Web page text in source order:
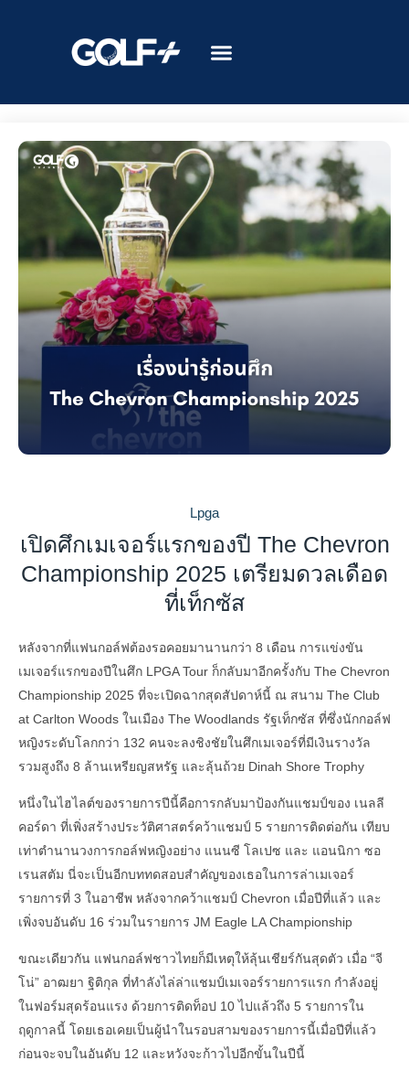
Lpga
เปิดศึกเมเจอร์แรกของปี The Chevron
Championship 2025 เตรียมดวลเดือด
ที่เท็กซัส
หลังจากที่แฟนกอล์ฟต้องรอคอยมานานกว่า 8 เดือน การแข่งขัน
เมเจอร์แรกของปีในศึก LPGA Tour ก็กลับมาอีกครั้งกับ The Chevron
Championship 2025 ที่จะเปิดฉากสุดสัปดาห์นี้ ณ สนาม The Club
at Carlton Woods ในเมือง The Woodlands รัฐเท็กซัส ที่ซึ่งนักกอล์ฟ
หญิงระดับโลกกว่า 132 คนจะลงชิงชัยในศึกเมเจอร์ที่มีเงินรางวัล
รวมสูงถึง 8 ล้านเหรียญสหรัฐ และลุ้นถ้วย Dinah Shore Trophy
หนึ่งในไฮไลต์ของรายการปีนี้คือการกลับมาป้องกันแชมป์ของ เนลลี
คอร์ดา ที่เพิ่งสร้างประวัติศาสตร์คว้าแชมป์ 5 รายการติดต่อกัน เทียบ
เท่าตำนานวงการกอล์ฟหญิงอย่าง แนนซี โลเปซ และ แอนนิกา ซอ
เรนสตัม นี่จะเป็นอีกบททดสอบสำคัญของเธอในการล่าเมเจอร์
รายการที่ 3 ในอาชีพ หลังจากคว้าแชมป์ Chevron เมื่อปีที่แล้ว และ
เพิ่งจบอันดับ 16 ร่วมในรายการ JM Eagle LA Championship
ขณะเดียวกัน แฟนกอล์ฟชาวไทยก็มีเหตุให้ลุ้นเชียร์กันสุดตัว เมื่อ “จี
โน่” อาฒยา ฐิติกุล ที่ทำลังไล่ล่าแชมป์เมเจอร์รายการแรก กำลังอยู่
ในฟอร์มสุดร้อนแรง ด้วยการติดท็อป 10 ไปแล้วถึง 5 รายการใน
ฤดูกาลนี้ โดยเธอเคยเป็นผู้นำในรอบสามของรายการนี้เมื่อปีที่แล้ว
ก่อนจะจบในอันดับ 12 และหวังจะก้าวไปอีกขั้นในปีนี้